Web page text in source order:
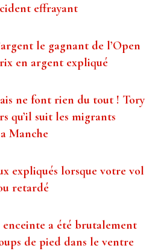
effrayant
le gagnant de l’Open
​​en argent expliqué
ne font rien du tout ! Tory
qu’il suit les migrants
Manche
expliqués lorsque votre vol
retardé
enceinte a été brutalement
de pied dans le ventre